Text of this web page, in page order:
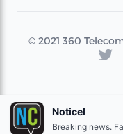
© 2021 360
Noticel